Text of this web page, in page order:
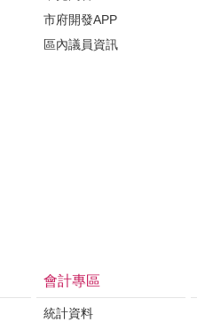
市府開發APP
區內議員資訊
會計專區
統計資料